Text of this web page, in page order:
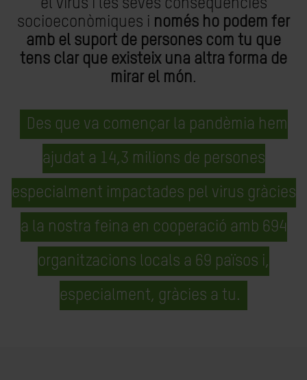
el virus i les seves conseqüències
socioeconòmiques i només ho podem fer
amb el suport de persones com tu que
tens clar que existeix una altra forma de
mirar el món.
Des que va començar la pandèmia hem
ajudat a 14,3 milions de persones
especialment impactades pel virus gràcies
a la nostra feina en cooperació amb 694
organitzacions locals a 69 països i,
especialment, gràcies a tu.